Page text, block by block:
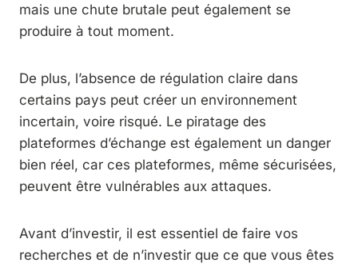
mais une chute brutale peut également se
produire à tout moment.
De plus, l’absence de régulation claire dans
certains pays peut créer un environnement
incertain, voire risqué. Le piratage des
plateformes d’échange est également un danger
bien réel, car ces plateformes, même sécurisées,
peuvent être vulnérables aux attaques.
Avant d’investir, il est essentiel de faire vos
recherches et de n’investir que ce que vous êtes